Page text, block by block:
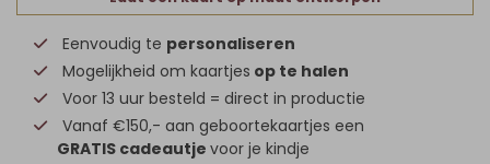
Eenvoudig te personaliseren
Mogelijkheid om kaartjes op te halen
Voor 13 uur besteld = direct in productie
Vanaf €150,- aan geboortekaartjes een
GRATIS cadeautje voor je kindje